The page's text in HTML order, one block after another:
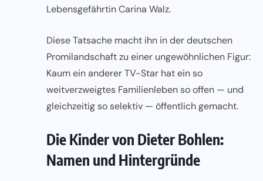
Lebensgefährtin Carina Walz.
Diese Tatsache macht ihn in der deutschen
Promilandschaft zu einer ungewöhnlichen Figur:
Kaum ein anderer TV-Star hat ein so
weitverzweigtes Familienleben so offen — und
gleichzeitig so selektiv — öffentlich gemacht.
Die Kinder von Dieter Bohlen:
Namen und Hintergründe